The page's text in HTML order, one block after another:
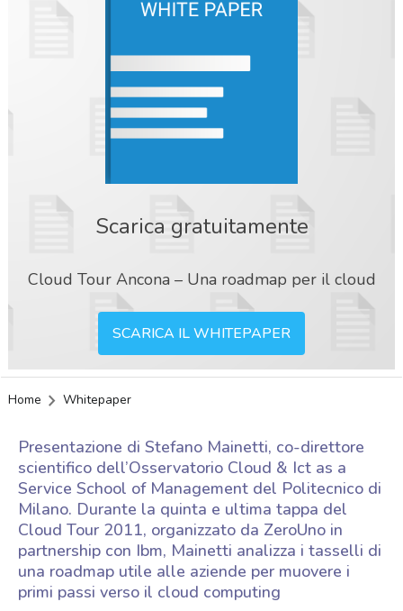
Scarica gratuitamente
Cloud Tour Ancona – Una roadmap per il cloud
SCARICA IL WHITEPAPER
Home Whitepaper
Presentazione di Stefano Mainetti, co-direttore
scientifico dell’Osservatorio Cloud & Ict as a
Service School of Management del Politecnico di
Milano. Durante la quinta e ultima tappa del
Cloud Tour 2011, organizzato da ZeroUno in
partnership con Ibm, Mainetti analizza i tasselli di
una roadmap utile alle aziende per muovere i
primi passi verso il cloud computing